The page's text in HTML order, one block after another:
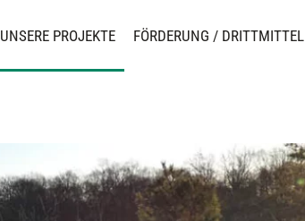
UNSERE PROJEKTE FÖRDERUNG / DRITTMITTEL